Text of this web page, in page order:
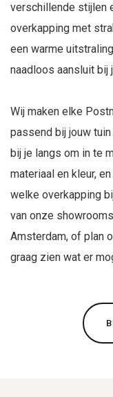
verschillende stijlen
overkapping met
een warme
naadloos aansluit bij
Wij maken elke
passend bij jouw
bij je langs om in te
materiaal en kleur,
welke overkapping
van onze
Amsterdam, of plan
graag zien wat er